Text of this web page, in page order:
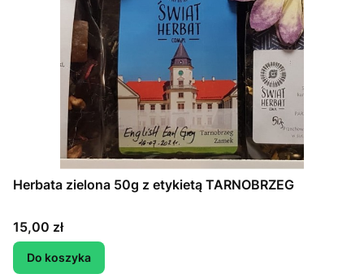
Herbata zielona 50g z etykietą TARNOBRZEG
Cena
15,00 zł
Do koszyka